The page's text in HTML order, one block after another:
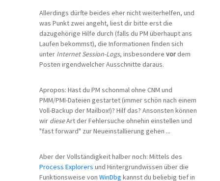
Allerdings dürfte beides eher nicht weiterhelfen, und
was Punkt zwei angeht, liest dir bitte erst die
dazugehörige Hilfe durch (falls du PM überhaupt ans
Laufen bekommst), die Informationen finden sich
unter Internet Session-Logs, insbesondere vordem
Posten irgendwelcher Ausschnitte daraus.
Apropos: Hast du PM schonmal ohne CNM und
PMM/PMI-Dateien gestartet (immer schön nach einem
Voll-Backup der Mailbox!)? Hilf das? Ansonsten können
wir dieseArt der Fehlersuche ohnehin einstellen und
"fast forward" zur Neueinstallierung gehen ...
Aber der Vollständigkeit halber noch: Mittels des
Process Explorers und Hintergrundwissen über die
Funktionsweise von WinDbg kannst du beliebig tief in